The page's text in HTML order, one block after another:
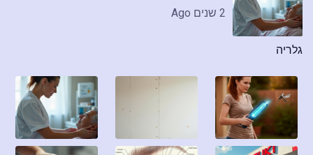
2 שנים Ago
גלריה